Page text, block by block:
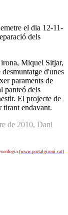
el dia 12-11-
dels
Miquel Sitjar,
d'unes
paraments de
panteó dels
El projecte de
tirant endavant.
de 2010, Dani
(www.portalgironi.cat)